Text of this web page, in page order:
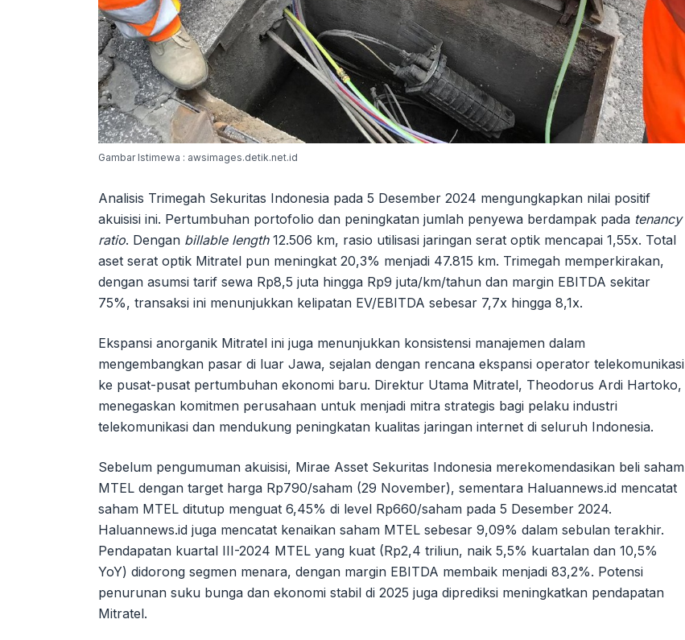
Gambar Istimewa : awsimages.detik.net.id
Analisis Trimegah Sekuritas Indonesia pada 5 Desember 2024 mengungkapkan nilai positif
akuisisi ini. Pertumbuhan portofolio dan peningkatan jumlah penyewa berdampak pada tenancy
ratio. Dengan billable length12.506 km, rasio utilisasi jaringan serat optik mencapai 1,55x. Total
aset serat optik Mitratel pun meningkat 20,3% menjadi 47.815 km. Trimegah memperkirakan,
dengan asumsi tarif sewa Rp8,5 juta hingga Rp9 juta/km/tahun dan margin EBITDA sekitar
75%, transaksi ini menunjukkan kelipatan EV/EBITDA sebesar 7,7x hingga 8,1x.
Ekspansi anorganik Mitratel ini juga menunjukkan konsistensi manajemen dalam
mengembangkan pasar di luar Jawa, sejalan dengan rencana ekspansi operator telekomunikasi
ke pusat-pusat pertumbuhan ekonomi baru. Direktur Utama Mitratel, Theodorus Ardi Hartoko,
menegaskan komitmen perusahaan untuk menjadi mitra strategis bagi pelaku industri
telekomunikasi dan mendukung peningkatan kualitas jaringan internet di seluruh Indonesia.
Sebelum pengumuman akuisisi, Mirae Asset Sekuritas Indonesia merekomendasikan beli saham
MTEL dengan target harga Rp790/saham (29 November), sementara Haluannews.id mencatat
saham MTEL ditutup menguat 6,45% di level Rp660/saham pada 5 Desember 2024.
Haluannews.id juga mencatat kenaikan saham MTEL sebesar 9,09% dalam sebulan terakhir.
Pendapatan kuartal III-2024 MTEL yang kuat (Rp2,4 triliun, naik 5,5% kuartalan dan 10,5%
YoY) didorong segmen menara, dengan margin EBITDA membaik menjadi 83,2%. Potensi
penurunan suku bunga dan ekonomi stabil di 2025 juga diprediksi meningkatkan pendapatan
Mitratel.